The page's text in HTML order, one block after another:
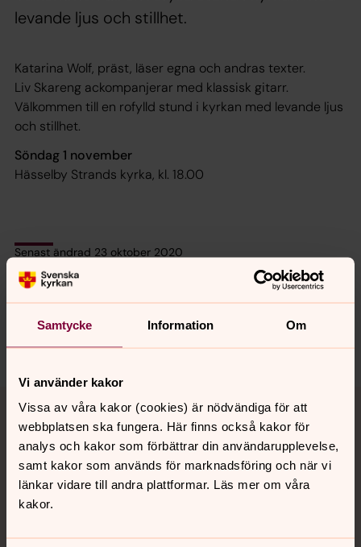
Samtycke Information Om
Vi använder kakor
Vissa av våra kakor (cookies) är nödvändiga för att
webbplatsen ska fungera. Här finns också kakor för
analys och kakor som förbättrar din användarupplevelse,
samt kakor som används för marknadsföring och när vi
länkar vidare till andra plattformar. Läs mer om våra
kakor.
levande ljus och stillhet.
Katarina Wolf, präst, läser egna och andras texter.
Liv Skareng ackompanjerar med klassisk gitarr.
Välkommen till en rofylld stund i kyrkan med levande ljus
och stillhet.
Söndag 1 november
Hässelby Strands kyrka, kl. 18.00
Senast ändrad 23 oktober 2020
Synpunkter eller frågor på sidans
innehåll?
Kontakt
Kalender